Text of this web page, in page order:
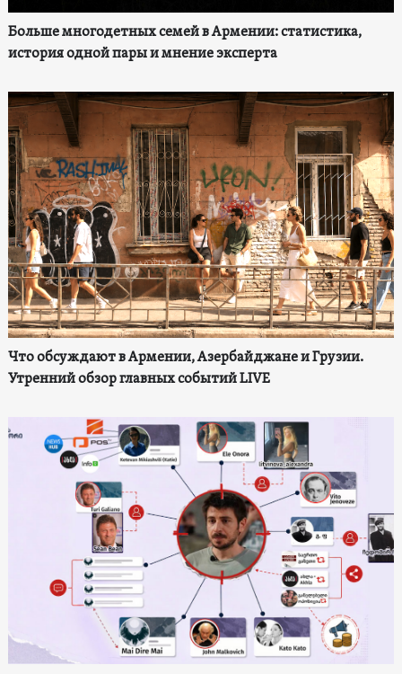
Больше многодетных семей в Армении: статистика,
история одной пары и мнение эксперта
Что обсуждают в Армении, Азербайджане и Грузии.
Утренний обзор главных событий LIVE